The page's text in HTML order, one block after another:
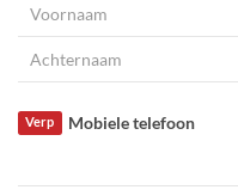
Mobiele telefoon
Verp